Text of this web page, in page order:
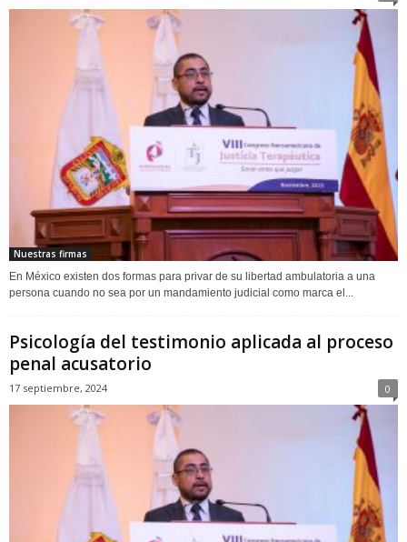
Nuestras firmas
En México existen dos formas para privar de su libertad ambulatoria a una
persona cuando no sea por un mandamiento judicial como marca el...
Psicología del testimonio aplicada al proceso
penal acusatorio
17 septiembre, 2024 0